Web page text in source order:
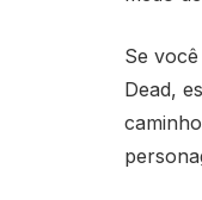
Se
Dead,